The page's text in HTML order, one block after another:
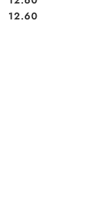
Cena:
Cena:
12.60